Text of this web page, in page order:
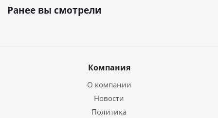
Ранее вы смотрели
Компания
О компании
Новости
Политика